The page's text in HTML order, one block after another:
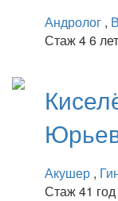
Андролог ,
Стаж 4 6 лет
Акушер ,
Стаж 41 год